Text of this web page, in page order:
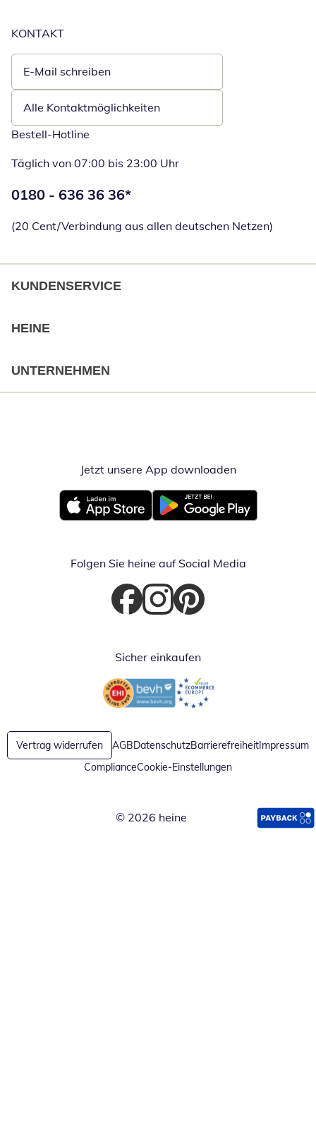
KONTAKT
E-Mail schreiben
Öffnet E-Mail-Client
Alle Kontaktmöglichkeiten
Bestell-Hotline
Täglich von 07:00 bis 23:00 Uhr
Telefonnummer:
0180 - 636 36 36*
(20 Cent/Verbindung aus allen deutschen Netzen)
KUNDENSERVICE
HEINE
UNTERNEHMEN
Jetzt unsere App downloadenÖffnet in
Öffnet in neuem FensterÖffnet in neuem Fenster
Folgen Sie heine auf Social Media
Öffnet in neuem Fenster
Öffnet in neuem Fenster
Öffnet in neuem Fenster
Sicher einkaufen
Öffnet in neuem FensterÖffnet in neuem Fenster
Vertrag widerrufen AGBDatenschutzBarrierefreiheitImpressum
ComplianceCookie-Einstellungen
© 2026 heine